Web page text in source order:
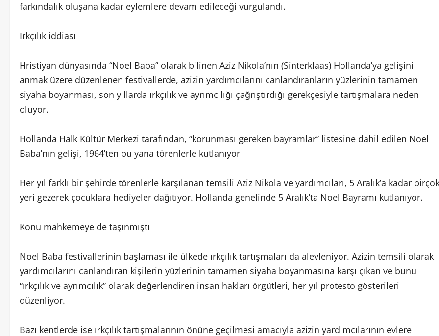
farkındalık oluşana kadar eylemlere devam edileceği vurgulandı.
Irkçılık iddiası
Hristiyan dünyasında “Noel Baba” olarak bilinen Aziz Nikola’nın (Sinterklaas) Hollanda’ya gelişini
anmak üzere düzenlenen festivallerde, azizin yardımcılarını canlandıranların yüzlerinin tamamen
siyaha boyanması, son yıllarda ırkçılık ve ayrımcılığı çağrıştırdığı gerekçesiyle tartışmalara neden
oluyor.
Hollanda Halk Kültür Merkezi tarafından, “korunması gereken bayramlar” listesine dahil edilen Noel
Baba’nın gelişi, 1964’ten bu yana törenlerle kutlanıyor
Her yıl farklı bir şehirde törenlerle karşılanan temsili Aziz Nikola ve yardımcıları, 5 Aralık’a kadar birçok
yeri gezerek çocuklara hediyeler dağıtıyor. Hollanda genelinde 5 Aralık’ta Noel Bayramı kutlanıyor.
Konu mahkemeye de taşınmıştı
Noel Baba festivallerinin başlaması ile ülkede ırkçılık tartışmaları da alevleniyor. Azizin temsili olarak
yardımcılarını canlandıran kişilerin yüzlerinin tamamen siyaha boyanmasına karşı çıkan ve bunu
“ırkçılık ve ayrımcılık” olarak değerlendiren insan hakları örgütleri, her yıl protesto gösterileri
düzenliyor.
Bazı kentlerde ise ırkçılık tartışmalarının önüne geçilmesi amacıyla azizin yardımcılarının evlere